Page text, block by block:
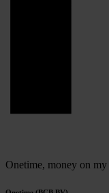
Onetime, money on